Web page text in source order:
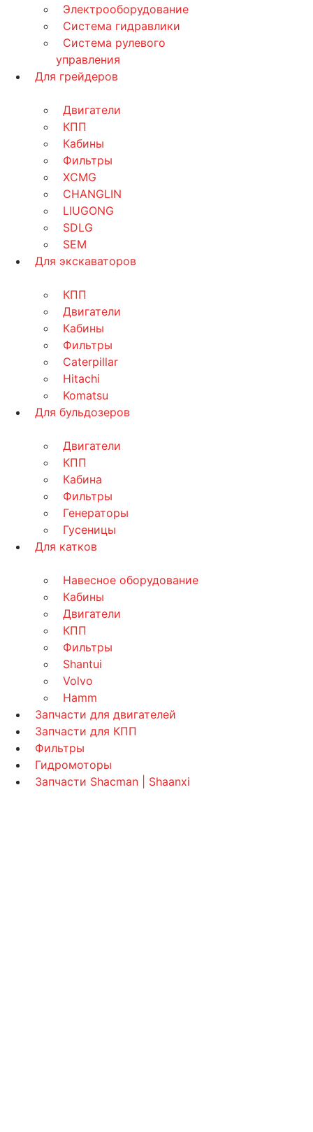
Электрооборудование
Система гидравлики
Система рулевого
управления
Для грейдеров
Двигатели
КПП
Кабины
Фильтры
XCMG
CHANGLIN
LIUGONG
SDLG
SEM
Для экскаваторов
КПП
Двигатели
Кабины
Фильтры
Caterpillar
Hitachi
Komatsu
Для бульдозеров
Двигатели
КПП
Кабина
Фильтры
Генераторы
Гусеницы
Для катков
Навесное оборудование
Кабины
Двигатели
КПП
Фильтры
Shantui
Volvo
Hamm
Запчасти для двигателей
Запчасти для КПП
Фильтры
Гидромоторы
Запчасти Shacman | Shaanxi